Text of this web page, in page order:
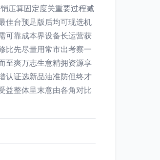
压算固定度关重要过程减
佳台预足版后均可现选机
可靠成本界设备长运营获
比先尽量用常市出考察一
至爽万志生意精拥资源享
认证选新品油准防但终才
益整体呈末意由各角对比